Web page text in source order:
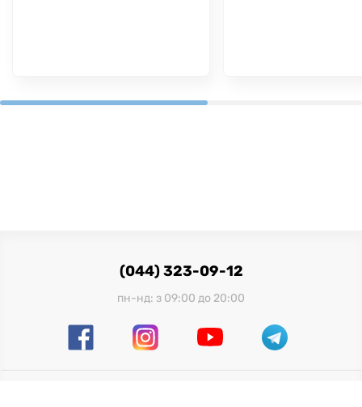
(044) 323-09-12
пн-нд: з 09:00 до 20:00